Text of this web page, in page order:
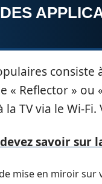
« Reflector »
TV via le Wi-Fi.
savoir sur
mise en miroir sur